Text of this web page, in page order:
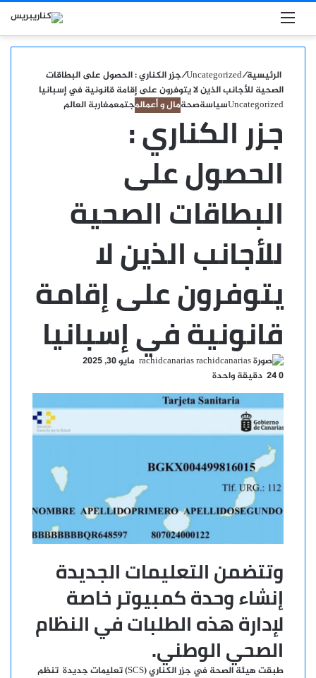
القائمة
الرئيسية/
Uncategorized
/جزر الكناري : الحصول على البطاقات
الصحية للأجانب الذين لا يتوفرون على إقامة قانونية في إسبانيا
Uncategorizedسياسةصحةمال و أعمالمجتمعمغاربة العالم
جزر الكناري :
الحصول على
البطاقات الصحية
للأجانب الذين لا
يتوفرون على إقامة
قانونية في إسبانيا
rachidcanarias أرسل
إلكترونيا
مايو 30, 2025
0
دقيقة واحدة
وتتضمن التعليمات الجديدة
إنشاء وحدة كمبيوتر خاصة
لإدارة هذه الطلبات في النظام
الصحي الوطني.
طبقت هيئة الصحة في جزر الكناري (SCS) تعليمات جديدة
تنظم